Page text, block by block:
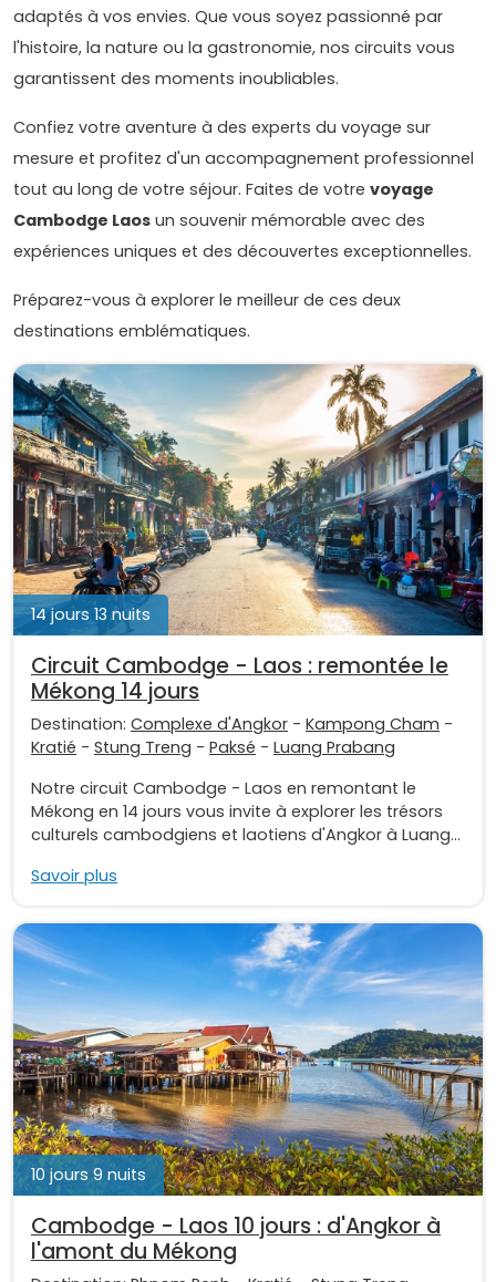
adaptés à vos envies. Que vous soyez passionné par
l'histoire, la nature ou la gastronomie, nos circuits vous
garantissent des moments inoubliables.
Confiez votre aventure à des experts du voyage sur
mesure et profitez d'un accompagnement professionnel
tout au long de votre séjour. Faites de votre voyage
Cambodge Laos un souvenir mémorable avec des
expériences uniques et des découvertes exceptionnelles.
Préparez-vous à explorer le meilleur de ces deux
destinations emblématiques.
14 jours 13 nuits
Circuit Cambodge - Laos : remontée le
Mékong 14 jours
Destination: Complexe d'Angkor - Kampong Cham -
Kratié - Stung Treng - Paksé - Luang Prabang
Notre circuit Cambodge - Laos en remontant le
Mékong en 14 jours vous invite à explorer les trésors
culturels cambodgiens et laotiens d'Angkor à Luang...
Savoir plus
10 jours 9 nuits
Cambodge - Laos 10 jours : d'Angkor à
l'amont du Mékong